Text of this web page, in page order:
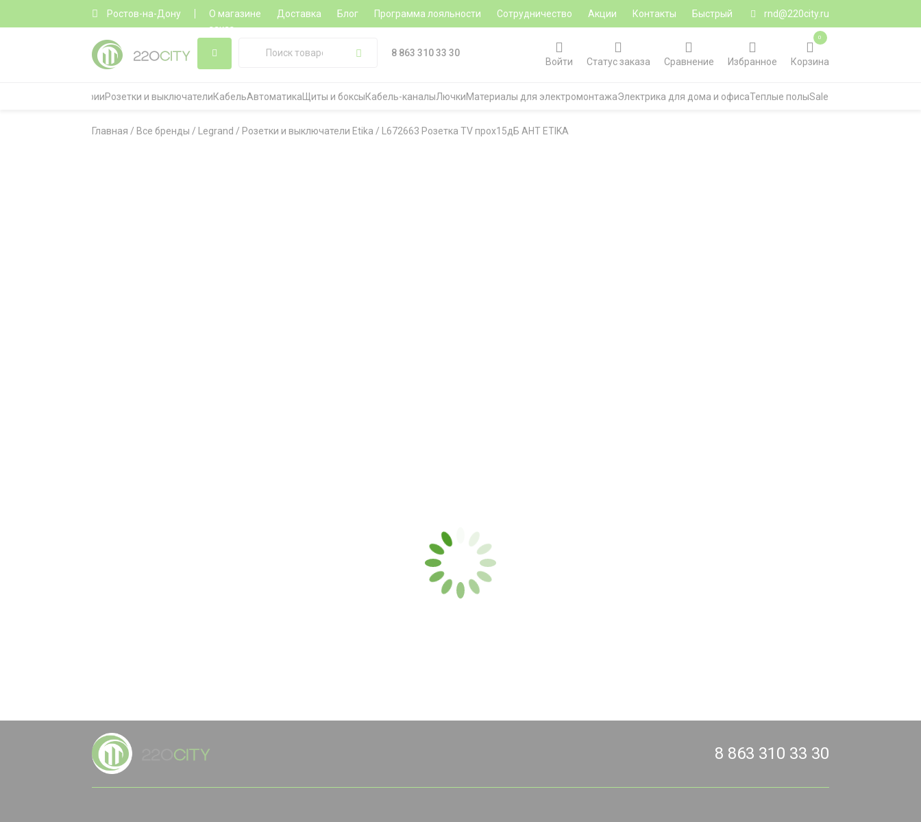
Ростов-на-Дону О магазине Доставка Блог Программа лояльности Сотрудничество Акции Контакты
Быстрый
заказ
rnd@220city.ru
8 863 310 33 30
Войти
Статус заказа Сравнение Избранное Корзина
0
Все категорииРозетки и выключателиКабельАвтоматика Щиты и боксыКабель-каналыЛючкиМатериалы для электромонтажаЭлектрика для дома и офисаТеплые полыSale
Главная / Все бренды / Legrand / Розетки и выключатели Etika / L672663 Розетка TV прох15дБ АНТ ETIKA
8 863 310 33 30